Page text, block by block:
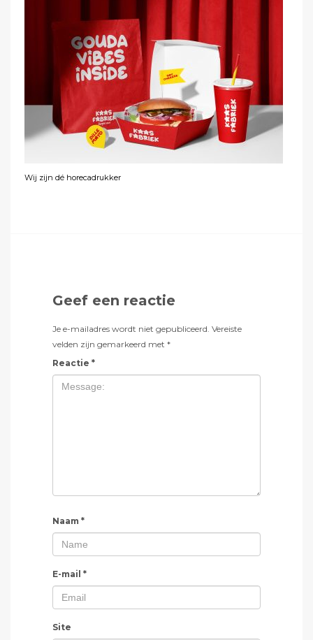
Wij zijn dé horecadrukker
Geef een reactie
Je e-mailadres wordt niet gepubliceerd. Vereiste
velden zijn gemarkeerd met *
Reactie *
Naam *
E-mail *
Site